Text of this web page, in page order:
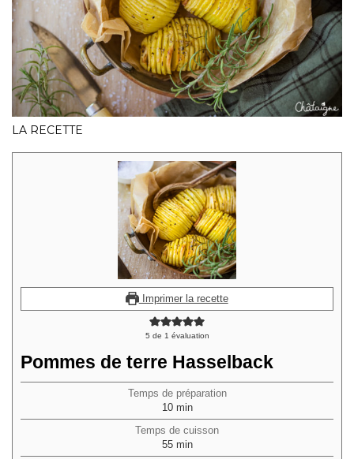
LA RECETTE
Imprimer la recette
5 de 1 évaluation
Pommes de terre Hasselback
Temps de préparation
10minutes
min
Temps de cuisson
55minutes
min